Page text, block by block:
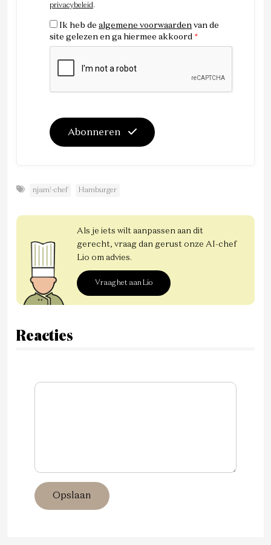
privacybeleid.
Ik heb de algemene voorwaarden van de
site gelezen en ga hiermee akkoord *
Abonneren
njam!-chef Hamburger
Als je iets wilt aanpassen aan dit
gerecht, vraag dan gerust onze AI-chef
Lio om advies.
Vraag het aan Lio
Reacties
Opslaan